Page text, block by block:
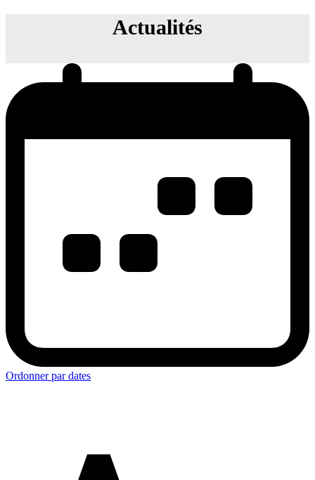
Actualités
Ordonner par dates